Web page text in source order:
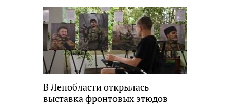
В Ленобласти открылась
выставка фронтовых этюдов